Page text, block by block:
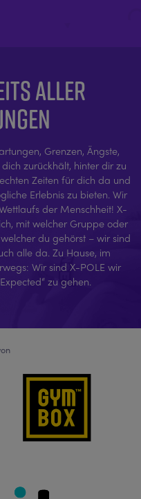
ALLER
Grenzen, Ängste,
zurückhält, hinter dir zu
Zeiten für dich da und
Erlebnis zu bieten. Wir
der Menschheit! X-
mit welcher Gruppe oder
du gehörst – wir sind
alle da. Zu Hause, im
Wir sind X-POLE wir
zu gehen.